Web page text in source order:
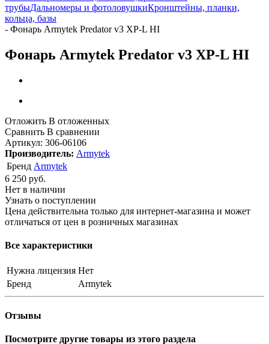
трубыДальномеры и фотоловушкиКронштейны, планки,
кольца, базы
- Фонарь Armytek Predator v3 XP-L HI
Фонарь Armytek Predator v3 XP-L HI
Отложить В отложенных
Сравнить В сравнении
Артикул: 306-06106
Производитель: Armytek
Бренд Armytek
6 250 руб.
Нет в наличии
Узнать о поступлении
Цена действительна только для интернет-магазина и может
отличаться от цен в розничных магазинах
Все характеристики
Нужна лицензия Нет
Бренд
Armytek
Отзывы
Посмотрите другие товары из этого раздела